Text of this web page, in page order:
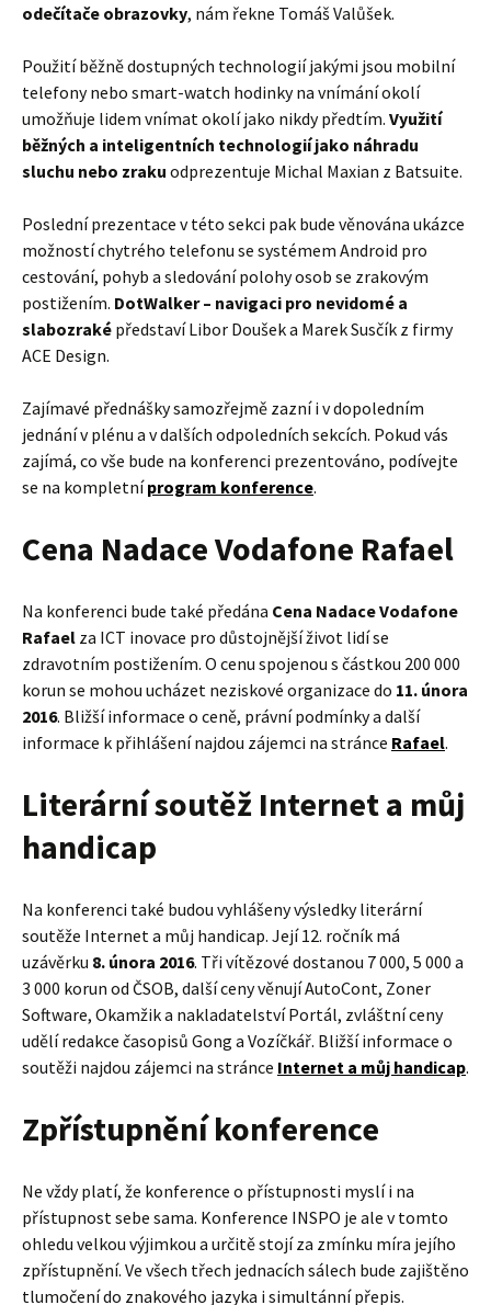
odečítače obrazovky, nám řekne Tomáš Valůšek.
Použití běžně dostupných technologií jakými jsou mobilní
telefony nebo smart-watch hodinky na vnímání okolí
umožňuje lidem vnímat okolí jako nikdy předtím. Využití
běžných a inteligentních technologií jako náhradu
sluchu nebo zraku odprezentuje Michal Maxian z Batsuite.
Poslední prezentace v této sekci pak bude věnována ukázce
možností chytrého telefonu se systémem Android pro
cestování, pohyb a sledování polohy osob se zrakovým
postižením. DotWalker – navigaci pro nevidomé a
slabozraké představí Libor Doušek a Marek Susčík z firmy
ACE Design.
Zajímavé přednášky samozřejmě zazní i v dopoledním
jednání v plénu a v dalších odpoledních sekcích. Pokud vás
zajímá, co vše bude na konferenci prezentováno, podívejte
se na kompletníprogram konference.
Cena Nadace Vodafone Rafael
Na konferenci bude také předána Cena Nadace Vodafone
Rafael za ICT inovace pro důstojnější život lidí se
zdravotním postižením. O cenu spojenou s částkou 200 000
korun se mohou ucházet neziskové organizace do 11. února
2016. Bližší informace o ceně, právní podmínky a další
informace k přihlášení najdou zájemci na stránce Rafael.
Literární soutěž Internet a můj
handicap
Na konferenci také budou vyhlášeny výsledky literární
soutěže Internet a můj handicap. Její 12. ročník má
uzávěrku 8. února 2016. Tři vítězové dostanou 7 000, 5 000 a
3 000 korun od ČSOB, další ceny věnují AutoCont, Zoner
Software, Okamžik a nakladatelství Portál, zvláštní ceny
udělí redakce časopisů Gong a Vozíčkář. Bližší informace o
soutěži najdou zájemci na stránce Internet a můj handicap.
Zpřístupnění konference
Ne vždy platí, že konference o přístupnosti myslí i na
přístupnost sebe sama. Konference INSPO je ale v tomto
ohledu velkou výjimkou a určitě stojí za zmínku míra jejího
zpřístupnění. Ve všech třech jednacích sálech bude zajištěno
tlumočení do znakového jazyka i simultánní přepis.